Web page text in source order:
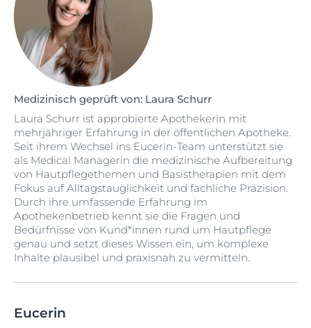
Medizinisch geprüft von: Laura Schurr
Laura Schurr ist approbierte Apothekerin mit
mehrjähriger Erfahrung in der öffentlichen Apotheke.
Seit ihrem Wechsel ins Eucerin-Team unterstützt sie
als Medical Managerin die medizinische Aufbereitung
von Hautpflegethemen und Basistherapien mit dem
Fokus auf Alltagstauglichkeit und fachliche Präzision.
Durch ihre umfassende Erfahrung im
Apothekenbetrieb kennt sie die Fragen und
Bedürfnisse von Kund*innen rund um Hautpflege
genau und setzt dieses Wissen ein, um komplexe
Inhalte plausibel und praxisnah zu vermitteln.
Eucerin